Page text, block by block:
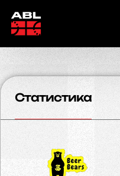
Статистика